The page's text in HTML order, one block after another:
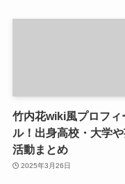
竹内花wiki風プロフィ
ル！出身高校・大学
活動まとめ
2025年3月26日